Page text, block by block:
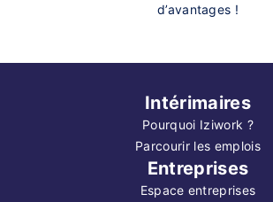
d’avantages !
Intérimaires
Pourquoi Iziwork ?
Parcourir les emplois
Entreprises
Espace entreprises